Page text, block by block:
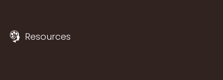
Resources